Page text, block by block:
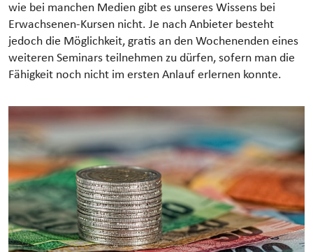
wie bei manchen Medien gibt es unseres Wissens bei
Erwachsenen-Kursen nicht. Je nach Anbieter besteht
jedoch die Möglichkeit, gratis an den Wochenenden eines
weiteren Seminars teilnehmen zu dürfen, sofern man die
Fähigkeit noch nicht im ersten Anlauf erlernen konnte.